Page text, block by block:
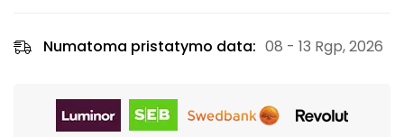
Numatoma pristatymo data: 08 - 13 Rgp, 2026